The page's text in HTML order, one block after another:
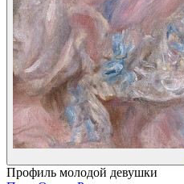
Профиль молодой девушки